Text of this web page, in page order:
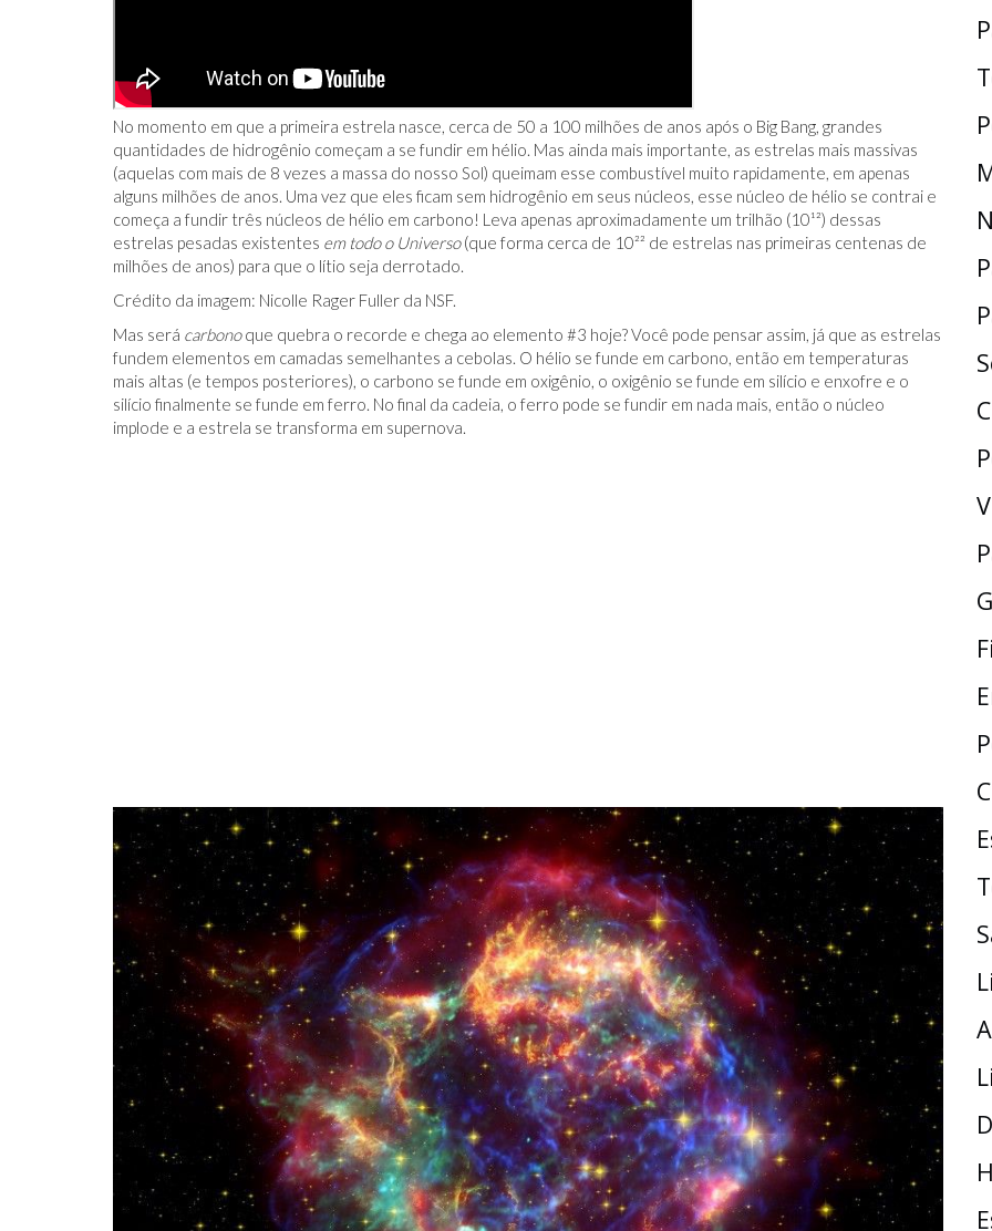
No momento em que a primeira estrela nasce, cerca de 50 a 100 milhões de anos após o Big Bang, grandes
quantidades de hidrogênio começam a se fundir em hélio. Mas ainda mais importante, as estrelas mais massivas
(aquelas com mais de 8 vezes a massa do nosso Sol) queimam esse combustível muito rapidamente, em apenas
alguns milhões de anos. Uma vez que eles ficam sem hidrogênio em seus núcleos, esse núcleo de hélio se contrai e
começa a fundir três núcleos de hélio em carbono! Leva apenas aproximadamente um trilhão (10¹²) dessas
estrelas pesadas existentes em todo o Universo(que forma cerca de 10²² de estrelas nas primeiras centenas de
milhões de anos) para que o lítio seja derrotado.
Crédito da imagem: Nicolle Rager Fuller da NSF.
Mas será carbonoque quebra o recorde e chega ao elemento #3 hoje? Você pode pensar assim, já que as estrelas
fundem elementos em camadas semelhantes a cebolas. O hélio se funde em carbono, então em temperaturas
mais altas (e tempos posteriores), o carbono se funde em oxigênio, o oxigênio se funde em silício e enxofre e o
silício finalmente se funde em ferro. No final da cadeia, o ferro pode se fundir em nada mais, então o núcleo
implode e a estrela se transforma em supernova.